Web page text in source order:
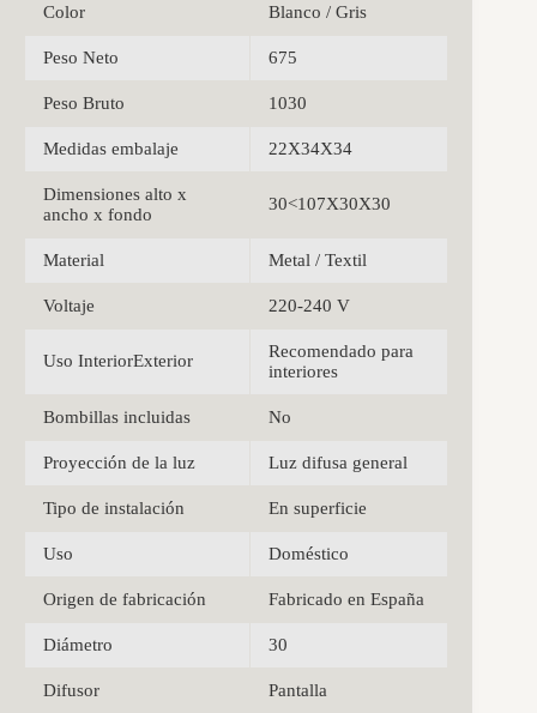
Color Blanco / Gris
Peso Neto 675
Peso Bruto 1030
Medidas embalaje 22X34X34
Dimensiones alto x
ancho x fondo
30<107X30X30
Material Metal / Textil
Voltaje 220-240 V
Uso InteriorExterior
Recomendado para
interiores
Bombillas incluidas No
Proyección de la luz Luz difusa general
Tipo de instalación En superficie
Uso Doméstico
Origen de fabricación Fabricado en España
Diámetro 30
Difusor Pantalla